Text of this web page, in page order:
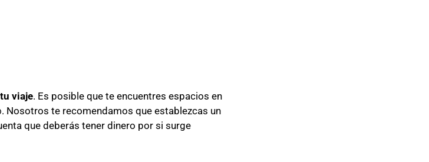
viaje. Es posible que te encuentres espacios en
Nosotros te recomendamos que establezcas un
que deberás tener dinero por si surge